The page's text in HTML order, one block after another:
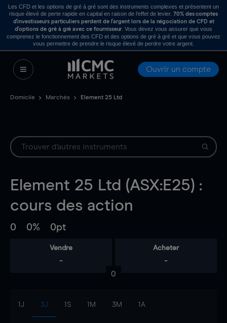
Les CFD et les options de gré à gré sont des instruments complexes et présentent un
risque élevé de perte rapide en capital en raison de l’effet de levier. 70% des comptes
d’investisseurs particuliers perdent de l’argent lors de la négociation de CFD et
d’options de gré à gré avec ce fournisseur . Vous devez vous assurer que vous
comprenez le fonctionnement des CFD et des options de gré à gré et que vous pouvez
vous permettre de prendre le risque élevé de perdre votre argent.
Ouvrir un compte
Domicile Marchés Element 25 Ltd
Element 25 Ltd (ASX:E25) :
cours des action
0 0% 0pt
Vendre
-
Acheter
-
0
1J 3J 1S 1M 3M 1A